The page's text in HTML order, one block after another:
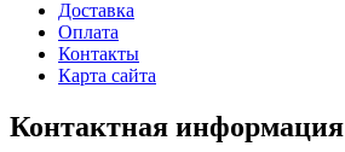
Доставка
Оплата
Контакты
Карта сайта
Контактная информация